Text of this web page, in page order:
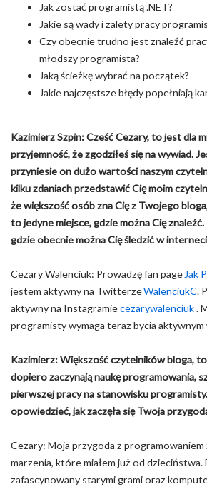
Jak zostać programistą .NET?
Jakie są wady i zalety pracy
Czy obecnie trudno jest znaleźć
młodszy programista?
Jaką ścieżkę wybrać na początek?
Jakie najczęstsze błędy popełniają
Kazimierz Szpin: Cześć Cezary, to jest dla
przyjemność, że zgodziłeś się na wywiad.
przyniesie on dużo wartości naszym
kilku zdaniach przedstawić Cię moim
że większość osób zna Cię z Twojego
to jedyne miejsce, gdzie można Cię
gdzie obecnie można Cię śledzić w
Cezary Walenciuk: Prowadzę fan page Jak
jestem aktywny na TwitterzeWalenciukC.
aktywny na Instagramiecezarywalenciuk.
programisty wymaga teraz bycia aktywnym
Kazimierz: Większość czytelników bloga,
dopiero zaczynają naukę programowania,
pierwszej pracy na stanowisku
opowiedzieć, jak zaczęła się Twoja
Cezary: Moja przygoda z programowaniem
marzenia, które miałem już od dzieciństwa.
zafascynowany starymi grami oraz